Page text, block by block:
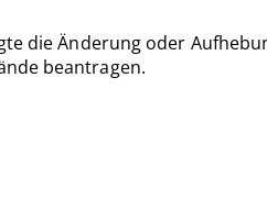
die Änderung oder
beantragen.